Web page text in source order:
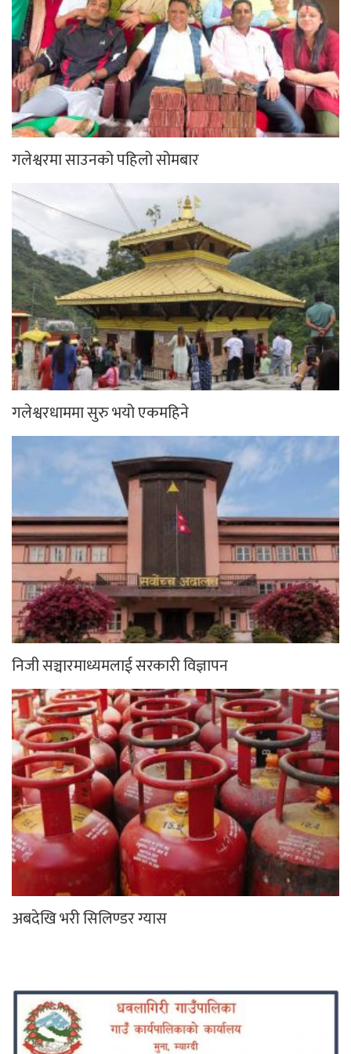
गलेश्वरमा साउनको पहिलो सोमबार
गलेश्वरधाममा सुरु भयो एकमहिने
निजी सञ्चारमाध्यमलाई सरकारी विज्ञापन
अबदेखि भरी सिलिण्डर ग्यास